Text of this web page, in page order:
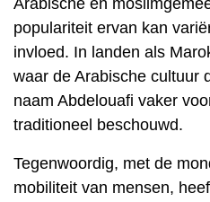
Arabische en
populariteit ervan kan
invloed. In landen als
waar de Arabische cultuur
naam Abdelouafi vaker
traditioneel beschouwd.
Tegenwoordig, met de
mobiliteit van mensen,